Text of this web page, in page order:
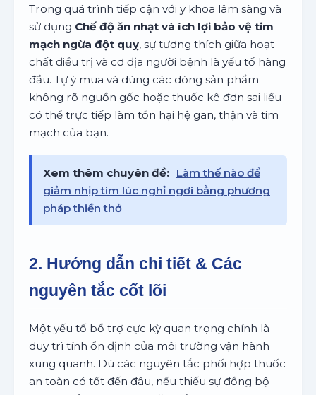
Trong quá trình tiếp cận với y khoa lâm sàng và
sử dụng Chế độ ăn nhạt và ích lợi bảo vệ tim
mạch ngừa đột quỵ, sự tương thích giữa hoạt
chất điều trị và cơ địa người bệnh là yếu tố hàng
đầu. Tự ý mua và dùng các dòng sản phẩm
không rõ nguồn gốc hoặc thuốc kê đơn sai liều
có thể trực tiếp làm tổn hại hệ gan, thận và tim
mạch của bạn.
Xem thêm chuyên đề: Làm thế nào để
giảm nhịp tim lúc nghỉ ngơi bằng phương
pháp thiền thở
2. Hướng dẫn chi tiết & Các
nguyên tắc cốt lõi
Một yếu tố bổ trợ cực kỳ quan trọng chính là
duy trì tính ổn định của môi trường vận hành
xung quanh. Dù các nguyên tắc phối hợp thuốc
an toàn có tốt đến đâu, nếu thiếu sự đồng bộ